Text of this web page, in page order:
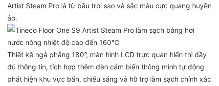
Artist Steam Pro là từ bầu trời sao và sắc màu cực quang huyền
ảo.
Thiết kế ngả phẳng 180°, màn hình LCD trực quan hiển thị đầy
đủ thông tin, tích hợp thêm đèn cảm biến thông minh tự động
phát hiện khu vực bẩn, chiếu sáng và hỗ trợ làm sạch chính xác